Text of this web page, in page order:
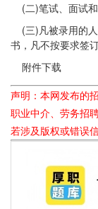
(二)笔试、面试和
(三)凡被录用的
书，凡不按要求签
附件下载
声明：本网发布的
职业中介、劳务招
若涉及版权或错误